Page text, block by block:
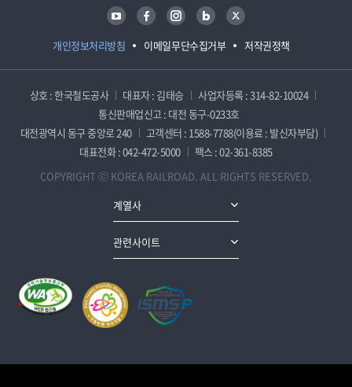
개인정보처리방침 이메일무단수집거부 저작권정책
유튜브 페이스북 인스타그램 블로그 트위터
상호 : 한국철도공사 대표자 : 김태승
사업자등록 : 314-82-10024
통신판매업신고 : 대전 동구-0233호
대전광역시 동구 중앙로 240
고객센터 : 1588-7788(이용료 : 발신자부담)
대표전화 : 042-472-5000
팩스 : 02-361-8385
COPYRIGHT ⓒ KOREA RAILROAD. ALL RIGHTS RESERVED.
계열사
관련사이트